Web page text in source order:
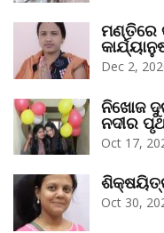
ମଣ୍ତିରେ
Dec 2,
ନିଖୋଜ
ନଦୀର
Oct 17,
Oct 30,